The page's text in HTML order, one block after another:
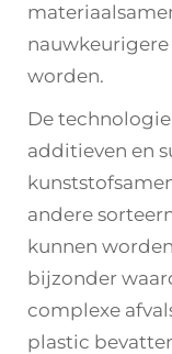
worden.
De
additieven en
andere
kunnen
bijzonder
complexe
plastic